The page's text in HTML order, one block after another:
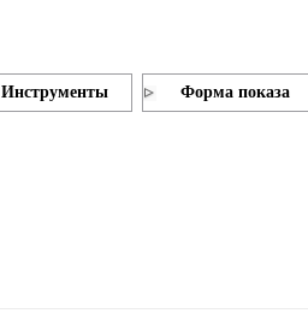
Инструменты Форма показа